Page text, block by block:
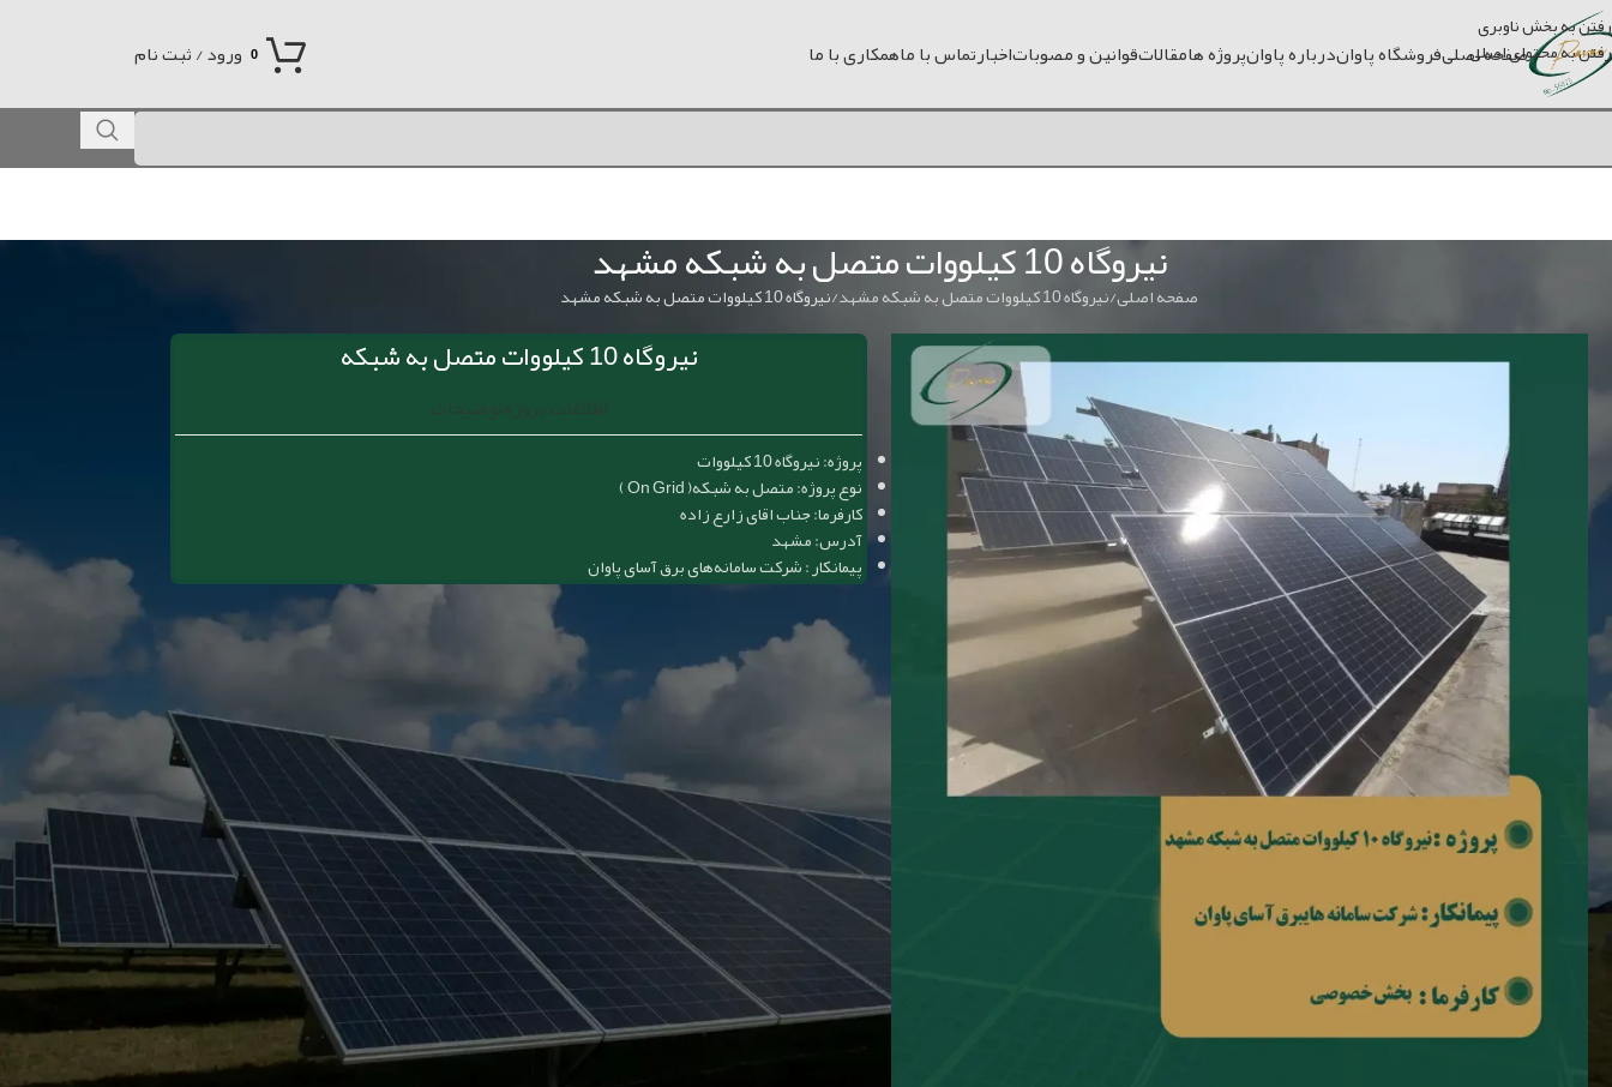
رفتن به بخش ناوبری
رفتن به محتوای اصلی
صفحه اصلیفروشگاه پاواندرباره پاوانپروژه هامقالاتقوانین و مصوباتاخبارتماس با ماهمکاری با ما 0 ورود / ثبت نام
نیروگاه 10 کیلووات متصل به شبکه مشهد
صفحه اصلی نیروگاه 10 کیلووات متصل به شبکه مشهد نیروگاه 10 کیلووات متصل به شبکه مشهد
نیروگاه 10 کیلووات متصل به شبکه
پروژه: نیروگاه 10 کیلووات
نوع پروژه: متصل به شبکه( On Grid )
کارفرما: جناب اقای زارع زاده
آدرس: مشهد
پیمانکار : شرکت سامانه‌های برق آسای پاوان